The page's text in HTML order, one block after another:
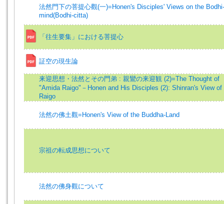
法然門下の菩提心觀(一)=Honen's Disciples' Views on the Bodhi-
mind(Bodhi-citta)
「往生要集」における菩提心
証空の現生論
来迎思想・法然とその門弟 : 親鸞の来迎観 (2)=The Thought of
"Amida Raigo"－Honen and His Disciples (2): Shinran's View of
Raigo
法然の佛土觀=Honen's View of the Buddha-Land
宗祖の転成思想について
法然の佛身觀について